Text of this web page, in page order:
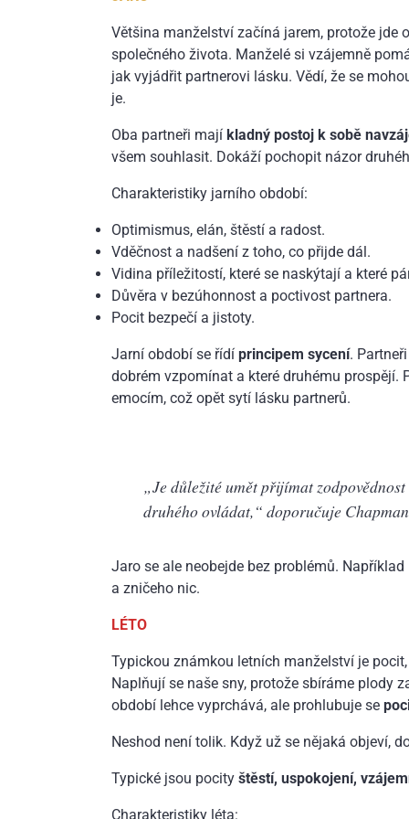
Většina manželství začíná jarem, protože jde
společného života. Manželé si vzájemně
jak vyjádřit partnerovi lásku. Vědí, že se
je.
Oba partneři mají kladný postoj k sobě
všem souhlasit. Dokáží pochopit názor
Charakteristiky jarního období:
Optimismus, elán, štěstí a radost.
Vděčnost a nadšení z toho, co přijde dál.
Vidina příležitostí, které se naskýtají a které
Důvěra v bezúhonnost a poctivost partnera.
Pocit bezpečí a jistoty.
Jarní období se řídí principem sycení.
dobrém vzpomínat a které druhému
emocím, což opět sytí lásku partnerů.
„Je důležité umět přijímat
druhého ovládat,“ doporučuje
Jaro se ale neobejde bez problémů.
a zničeho nic.
LÉTO
Typickou známkou letních manželství je
Naplňují se naše sny, protože sbíráme plody
období lehce vyprchává, ale prohlubuje se
Neshod není tolik. Když už se nějaká objeví,
Typické jsou pocity štěstí, uspokojení,
Charakteristiky léta: